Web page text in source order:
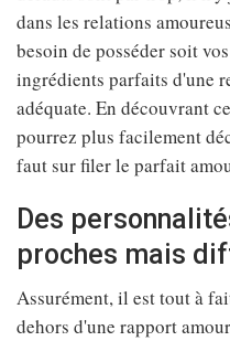
dans les relations
besoin de posséder soit
ingrédients parfaits d'une
adéquate. En découvrant
pourrez plus facilement
faut sur filer le parfait
Des
proches mais
Assurément, il est tout à
dehors d'une rapport